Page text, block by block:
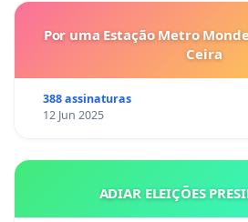
Por uma Estação Metro
Ceira
388 assinaturas
12 Jun 2025
ADIAR ELEIÇÕES